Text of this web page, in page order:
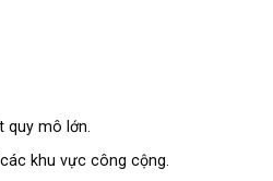
mô lớn.
khu vực công cộng.